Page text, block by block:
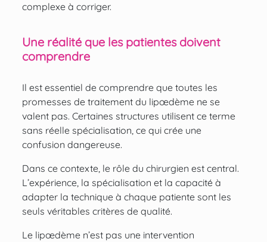
complexe à corriger.
Une réalité que les patientes doivent
comprendre
Il est essentiel de comprendre que toutes les
promesses de traitement du lipœdème ne se
valent pas. Certaines structures utilisent ce terme
sans réelle spécialisation, ce qui crée une
confusion dangereuse.
Dans ce contexte, le rôle du chirurgien est central.
L’expérience, la spécialisation et la capacité à
adapter la technique à chaque patiente sont les
seuls véritables critères de qualité.
Le lipœdème n’est pas une intervention